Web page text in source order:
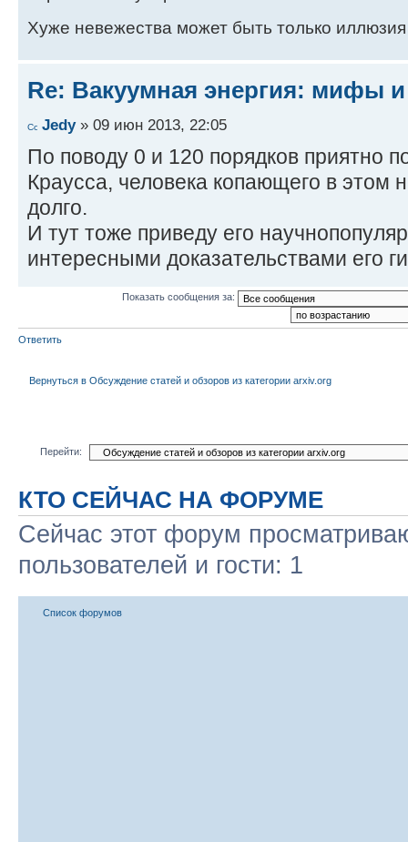
Хуже невежества может быть только
Re: Вакуумная энергия: мифы
Jedy» 09 июн 2013, 22:05
По поводу 0 и 120 порядков приятно
Краусса, человека копающего в этом
долго.
И тут тоже приведу его
интересными доказательствами его
Показать сообщения за:
Ответить
Вернуться в Обсуждение статей и обзоров из категории arxiv.org
Перейти:
КТО СЕЙЧАС НА ФОРУМЕ
Сейчас этот форум
пользователей и гости: 1
Список форумов